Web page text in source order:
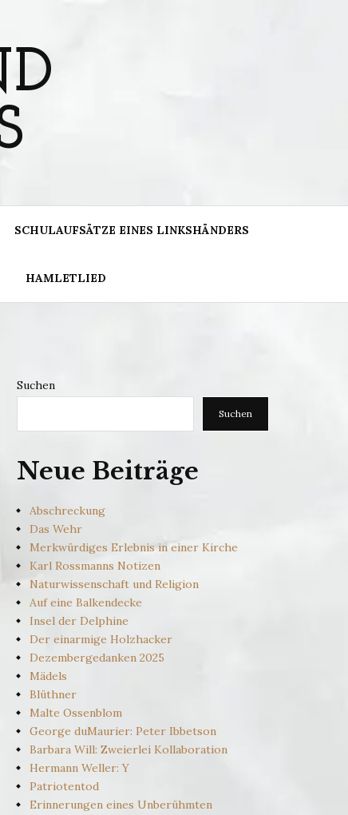
SCHULAUFSÄTZE EINES LINKSHÄNDERS
HAMLETLIED
Suchen
Suchen
Neue Beiträge
Abschreckung
Das Wehr
Merkwürdiges Erlebnis in einer Kirche
Karl Rossmanns Notizen
Naturwissenschaft und Religion
Auf eine Balkendecke
Insel der Delphine
Der einarmige Holzhacker
Dezembergedanken 2025
Mädels
Blüthner
Malte Ossenblom
George duMaurier: Peter Ibbetson
Barbara Will: Zweierlei Kollaboration
Hermann Weller: Y
Patriotentod
Erinnerungen eines Unberühmten